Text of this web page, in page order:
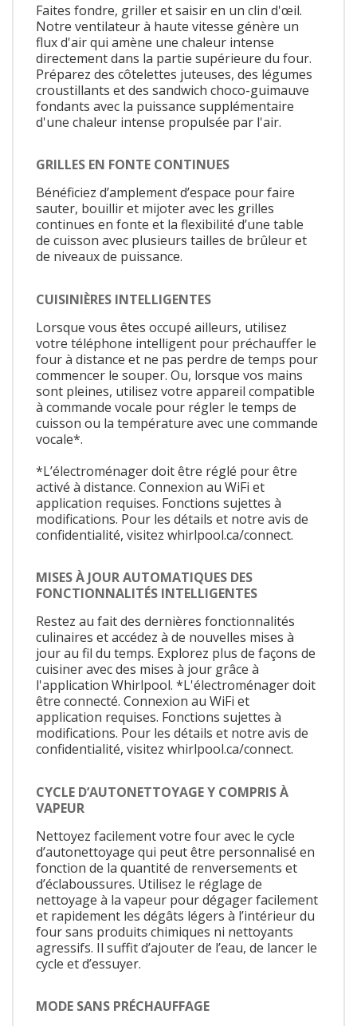
Faites fondre, griller et saisir en un clin d'œil.
Notre ventilateur à haute vitesse génère un
flux d'air qui amène une chaleur intense
directement dans la partie supérieure du four.
Préparez des côtelettes juteuses, des légumes
croustillants et des sandwich choco-guimauve
fondants avec la puissance supplémentaire
d'une chaleur intense propulsée par l'air.
GRILLES EN FONTE CONTINUES
Bénéficiez d’amplement d’espace pour faire
sauter, bouillir et mijoter avec les grilles
continues en fonte et la flexibilité d’une table
de cuisson avec plusieurs tailles de brûleur et
de niveaux de puissance.
CUISINIÈRES INTELLIGENTES
Lorsque vous êtes occupé ailleurs, utilisez
votre téléphone intelligent pour préchauffer le
four à distance et ne pas perdre de temps pour
commencer le souper. Ou, lorsque vos mains
sont pleines, utilisez votre appareil compatible
à commande vocale pour régler le temps de
cuisson ou la température avec une commande
vocale*.
*L’électroménager doit être réglé pour être
activé à distance. Connexion au WiFi et
application requises. Fonctions sujettes à
modifications. Pour les détails et notre avis de
confidentialité, visitez whirlpool.ca/connect.
MISES À JOUR AUTOMATIQUES DES
FONCTIONNALITÉS INTELLIGENTES
Restez au fait des dernières fonctionnalités
culinaires et accédez à de nouvelles mises à
jour au fil du temps. Explorez plus de façons de
cuisiner avec des mises à jour grâce à
l'application Whirlpool. *L'électroménager doit
être connecté. Connexion au WiFi et
application requises. Fonctions sujettes à
modifications. Pour les détails et notre avis de
confidentialité, visitez whirlpool.ca/connect.
CYCLE D’AUTONETTOYAGE Y COMPRIS À
VAPEUR
Nettoyez facilement votre four avec le cycle
d’autonettoyage qui peut être personnalisé en
fonction de la quantité de renversements et
d’éclaboussures. Utilisez le réglage de
nettoyage à la vapeur pour dégager facilement
et rapidement les dégâts légers à l’intérieur du
four sans produits chimiques ni nettoyants
agressifs. Il suffit d’ajouter de l’eau, de lancer le
cycle et d’essuyer.
MODE SANS PRÉCHAUFFAGE